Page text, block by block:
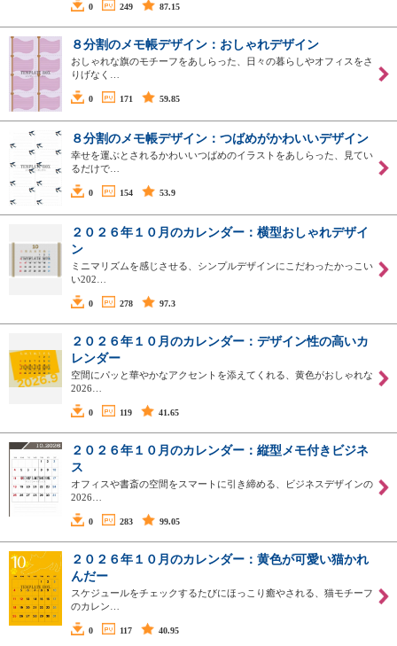
0 249 87.15
８分割のメモ帳デザイン：おしゃれデザイン
おしゃれな旗のモチーフをあしらった、日々の暮らしやオフィスをさ
りげなく…
0 171 59.85
８分割のメモ帳デザイン：つばめがかわいいデザイン
幸せを運ぶとされるかわいいつばめのイラストをあしらった、見てい
るだけで…
0 154 53.9
２０２６年１０月のカレンダー：横型おしゃれデザイ
ン
ミニマリズムを感じさせる、シンプルデザインにこだわったかっこい
い202…
0 278 97.3
２０２６年１０月のカレンダー：デザイン性の高いカ
レンダー
空間にパッと華やかなアクセントを添えてくれる、黄色がおしゃれな
2026…
0 119 41.65
２０２６年１０月のカレンダー：縦型メモ付きビジネ
ス
オフィスや書斎の空間をスマートに引き締める、ビジネスデザインの
2026…
0 283 99.05
２０２６年１０月のカレンダー：黄色が可愛い猫かれ
んだー
スケジュールをチェックするたびにほっこり癒やされる、猫モチーフ
のカレン…
0 117 40.95